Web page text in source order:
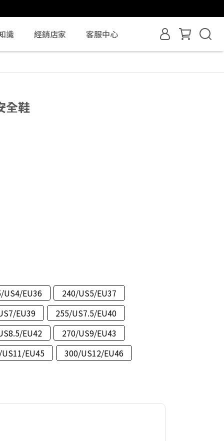
識 經銷店家 客服中心
全鞋
US4/EU36
240/US5/EU37
EU39
255/US7.5/EU40
EU42
270/US9/EU43
EU45
300/US12/EU46